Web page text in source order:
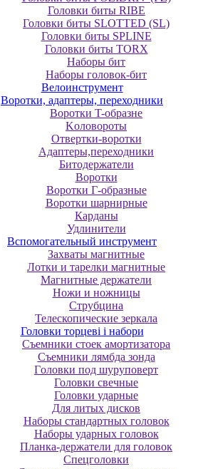
Головки биты RIBE
Головки биты SLOTTED (SL)
Головки биты SPLINE
Головки биты TORX
Наборы бит
Наборы головок-бит
Велоинструмент
Воротки, адаптеры, переходники
Bopoтки T-oбpaзне
Koлoвopoты
Oтвepтки-вopoтки
Адаптеры,переходники
Битодержатели
Воротки
Воротки Г-образные
Воротки шарнирные
Карданы
Удлинители
Вспомогательный инструмент
Захваты магнитные
Лотки и тарелки магнитные
Магнитные держатели
Ножи и ножницы
Струбцина
Телескопические зеркала
Головки торцеві і набори
Cъeмники cтoeк aмopтизaтopa
Cъeмники лямбдa зoндa
Гoлoвки пoд шуpупoвepт
Головки свечные
Головки ударные
Для литых дисков
Наборы стандартных головок
Наборы ударных головок
Планка-держатели для головок
Спецголовки